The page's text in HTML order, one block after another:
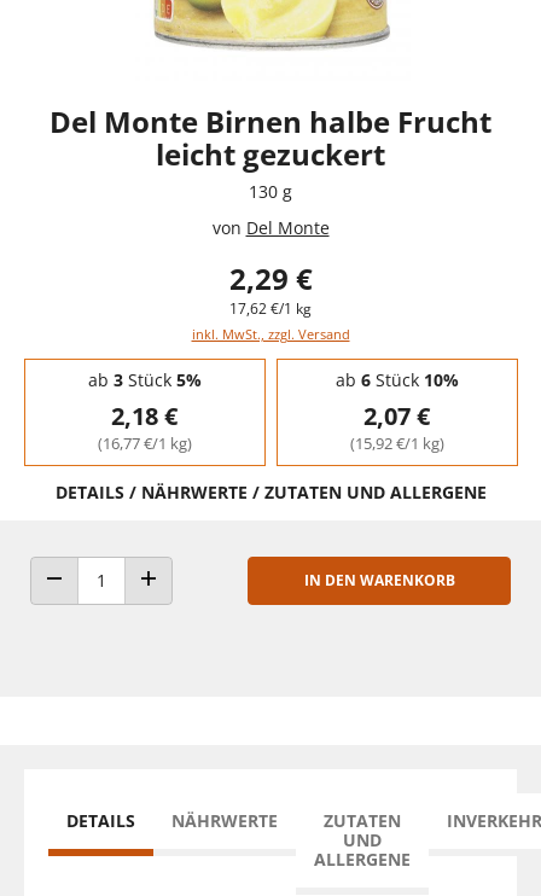
Del Monte Birnen halbe Frucht
leicht gezuckert
130 g
von Del Monte
2,29 €
17,62 €/1 kg
inkl. MwSt., zzgl. Versand
Staffelpreise - Mengenrabatt
ab 3Stück 5%
2,18 €
(16,77 €/1 kg)
ab 6Stück 10%
2,07 €
(15,92 €/1 kg)
DETAILS / NÄHRWERTE / ZUTATEN UND ALLERGENE
ANZAHL VERRINGERNANZAHL ERHÖHEN
IN DEN WARENKORB
DETAILS NÄHRWERTE
ZUTATEN
UND
ALLERGENE